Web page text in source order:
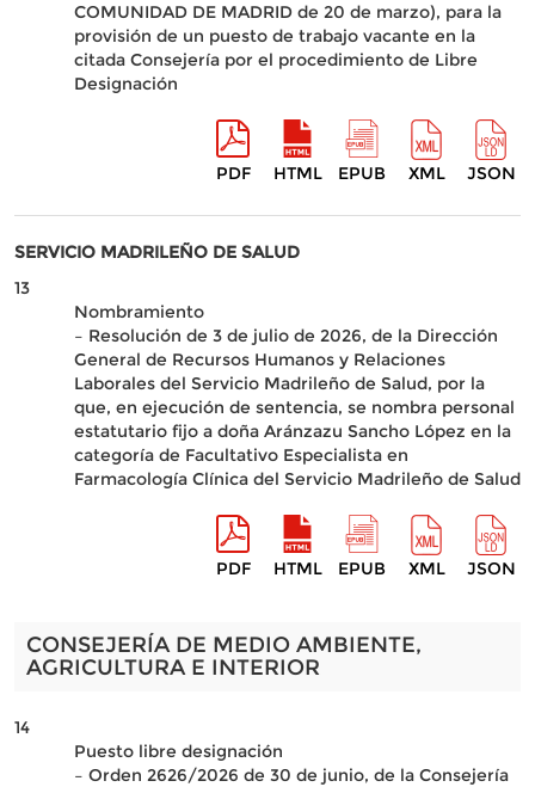
COMUNIDAD DE MADRID de 20 de marzo), para la
provisión de un puesto de trabajo vacante en la
citada Consejería por el procedimiento de Libre
Designación
PDF HTML EPUB XML JSON
SERVICIO MADRILEÑO DE SALUD
13
Nombramiento
– Resolución de 3 de julio de 2026, de la Dirección
General de Recursos Humanos y Relaciones
Laborales del Servicio Madrileño de Salud, por la
que, en ejecución de sentencia, se nombra personal
estatutario fijo a doña Aránzazu Sancho López en la
categoría de Facultativo Especialista en
Farmacología Clínica del Servicio Madrileño de Salud
PDF HTML EPUB XML JSON
CONSEJERÍA DE MEDIO AMBIENTE,
AGRICULTURA E INTERIOR
14
Puesto libre designación
– Orden 2626/2026 de 30 de junio, de la Consejería